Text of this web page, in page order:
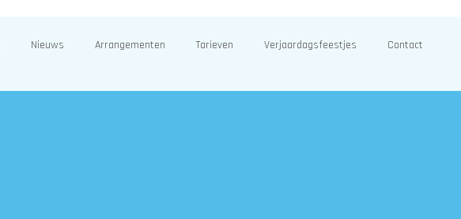
Nieuws Arrangementen Tarieven Verjaardagsfeestjes Contact